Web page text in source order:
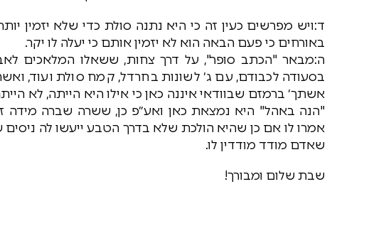
ד:ויש מפרשים כעין זה כי היא נתנה סולת כדי שלא יזמין
באורחים כי פעם הבאה הוא לא יזמין אותם כי יעלה לו יקר.
ה:מבאר "הכתב סופר", על דרך צחות, ששאלו המלאכים
בסעודה לכבודם, עם ג׳ לשונות בחרדל, קמח סולת ועוד,
אשתך׳ ברמזם שבוודאי איננה כאן כי אילו היא הייתה, לא
"הנה באהל" היא נמצאת כאן ואע״פ כן, ששרה שברה מידה
אמרו לו אם כן שהיא הולכת שלא בדרך הטבע ייעשו לה
שאדם מודד מודדין לו.
שבת שלום ומבורך!